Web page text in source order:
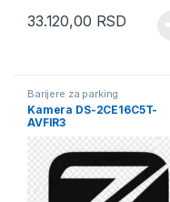
33.120,00 RSD
Barijere za parking
Kamera DS-2CE16C5T-
AVFIR3